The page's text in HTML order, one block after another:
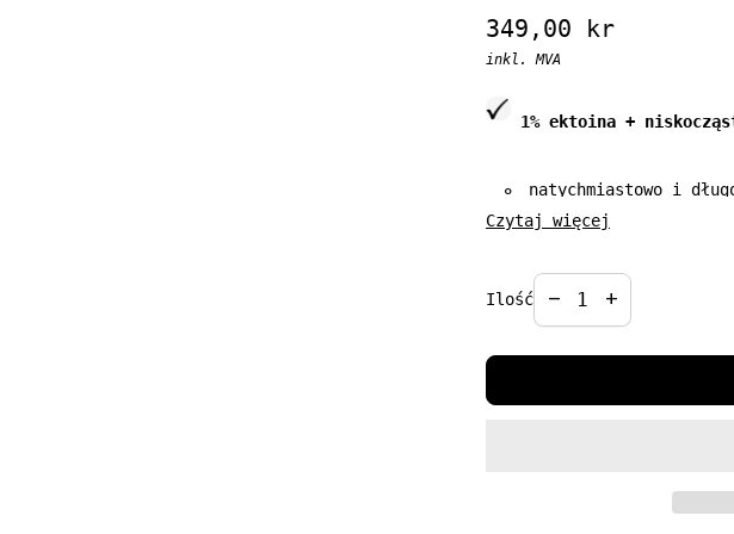
Regular price
349,00 kr
inkl. MVA
1% ektoina +
natychmiastowo i
koi podrażnienia
redukuje zmarszczki
naprawia funkcje
Czytaj więcej
Ilość
Decrease
remove
Increase
add